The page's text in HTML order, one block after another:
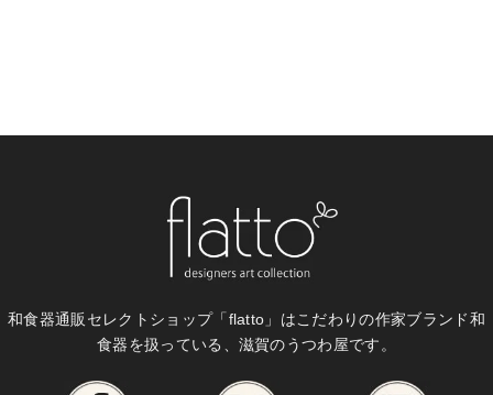
和食器通販セレクトショップ「flatto」はこだわりの作家ブランド和
食器を扱っている、滋賀のうつわ屋です。